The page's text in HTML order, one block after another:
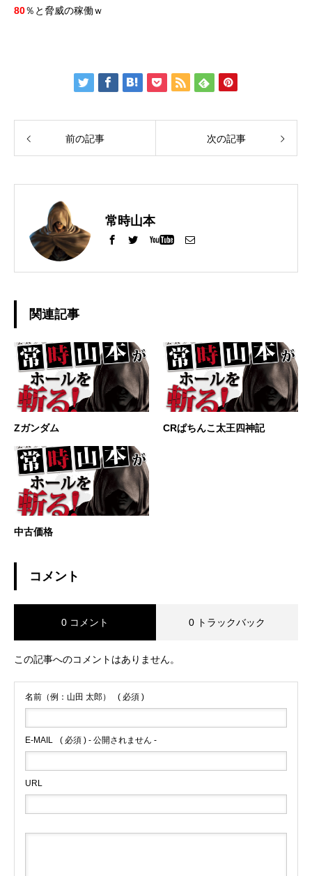
80％と脅威の稼働ｗ
前の記事 次の記事
常時山本
関連記事
Zガンダム CRぱちんこ太王四神記
中古価格
コメント
0 コメント 0 トラックバック
この記事へのコメントはありません。
名前（例：山田 太郎） ( 必須 )
E-MAIL ( 必須 ) - 公開されません -
URL